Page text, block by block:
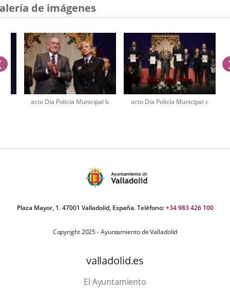
de imágenes
acto Día Policía Municipal b acto Día Policía Municipal c
anterior
Plaza Mayor, 1. 47001 Valladolid, España. Teléfono:+34 983 426 100
Copyright 2025 - Ayuntamiento de Valladolid
valladolid.es
El Ayuntamiento